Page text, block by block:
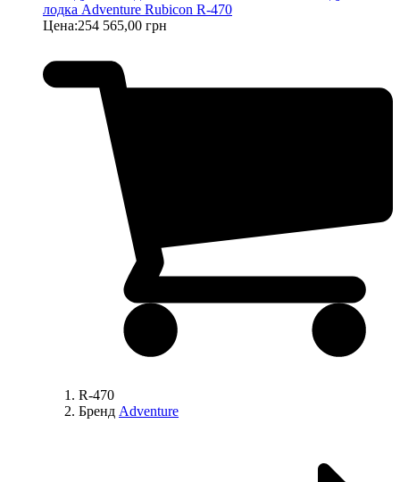
лодка Adventure Rubicon R-470
Цена:254 565,00 грн
R-470
Бренд Adventure